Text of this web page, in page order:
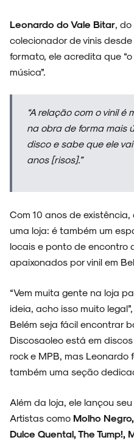
Leonardo do Vale Bitar , do
colecionador de vinis
formato, ele acredita que
música”.
“A relação com o vinil é
na obra de forma mais
disco e sabe que ele
anos [risos].”
Com 10 anos de
uma loja: é também um
locais e ponto de encontro
apaixonados por vinil em
“Vem muita gente na loja
ideia, acho isso muito
Belém seja fácil encontrar
Discosaoleo está em
rock e MPB, mas
também uma seção
Além da loja, ele lançou
Artistas como Molho
Dulce Quental, The Tump!,